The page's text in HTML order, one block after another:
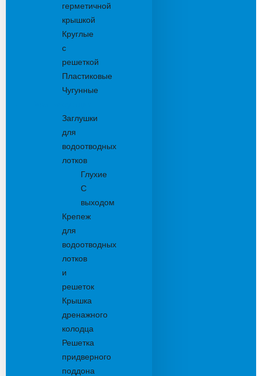
герметичной
крышкой
Круглые
с
решеткой
Пластиковые
Чугунные
Заглушки
для
водоотводных
лотков
Глухие
С
выходом
Крепеж
для
водоотводных
лотков
и
решеток
Крышка
дренажного
колодца
Решетка
придверного
поддона